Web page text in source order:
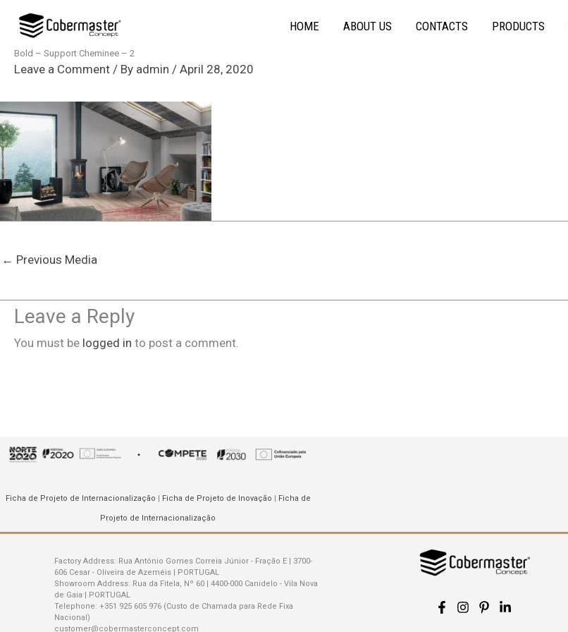
content
HOME ABOUT US CONTACTS PRODUCTS
Bold – Support Cheminee – 2
Leave a Comment / By admin / April 28, 2020
← Previous Media
Leave a Reply
You must be logged in to post a comment.
Ficha de Projeto de Internacionalização | Ficha de Projeto de Inovação | Ficha de
Projeto de Internacionalização
Factory Address: Rua António Gomes Correia Júnior - Fração E | 3700-
606 Cesar - Oliveira de Azeméis | PORTUGAL
Showroom Address: Rua da Fitela, Nº 60 | 4400-000 Canidelo - Vila Nova
de Gaia | PORTUGAL
Telephone: +351 925 605 976 (Custo de Chamada para Rede Fixa
Nacional)
customer@cobermasterconcept.com